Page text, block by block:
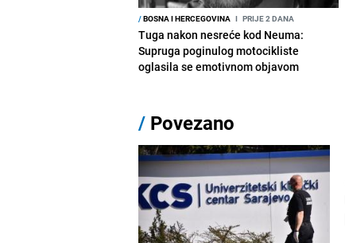
/BOSNA I HERCEGOVINA I PRIJE 2 DANA
Tuga nakon nesreće kod Neuma:
Supruga poginulog motocikliste
oglasila se emotivnom objavom
/ Povezano